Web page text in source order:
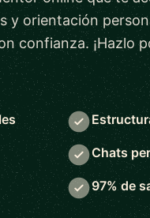
y orientación
confianza. ¡Hazlo
Chats
97% de